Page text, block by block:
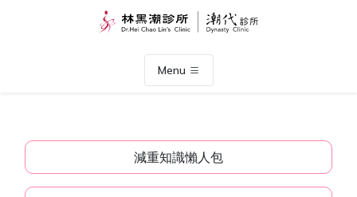
Menu
減重知識懶人包